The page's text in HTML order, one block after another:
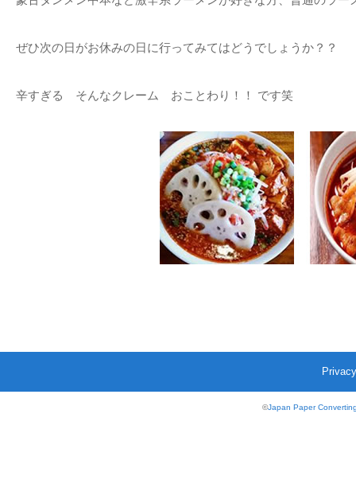
ぜひ次の日がお休みの日に行ってみてはどうでしょうか？？
辛すぎる そんなクレーム おことわり！！ です笑
©Japan Paper